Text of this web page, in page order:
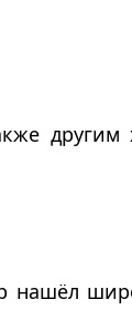
другим
нашёл